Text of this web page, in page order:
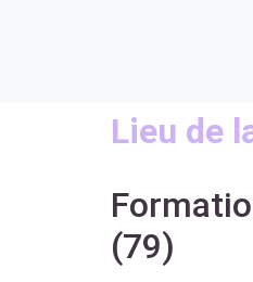
Lieu de
(79)